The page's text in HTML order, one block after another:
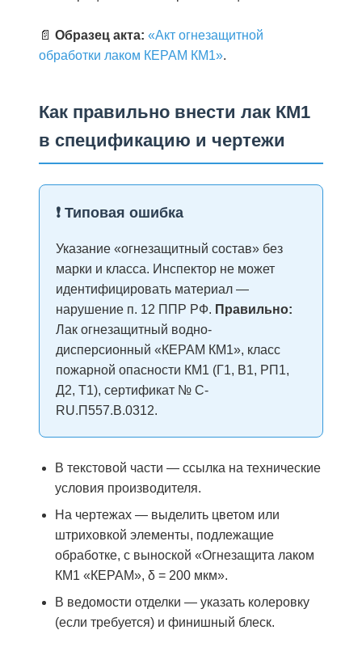
📄 Образец акта: «Акт огнезащитной
обработки лаком КЕРАМ КМ1».
Как правильно внести лак КМ1
в спецификацию и чертежи
❗ Типовая ошибка
Указание «огнезащитный состав» без
марки и класса. Инспектор не может
идентифицировать материал —
нарушение п. 12 ППР РФ. Правильно:
Лак огнезащитный водно-
дисперсионный «КЕРАМ КМ1», класс
пожарной опасности КМ1 (Г1, В1, РП1,
Д2, Т1), сертификат № С-
RU.П557.В.0312.
В текстовой части — ссылка на технические
условия производителя.
На чертежах — выделить цветом или
штриховкой элементы, подлежащие
обработке, с выноской «Огнезащита лаком
КМ1 «КЕРАМ», δ = 200 мкм».
В ведомости отделки — указать колеровку
(если требуется) и финишный блеск.